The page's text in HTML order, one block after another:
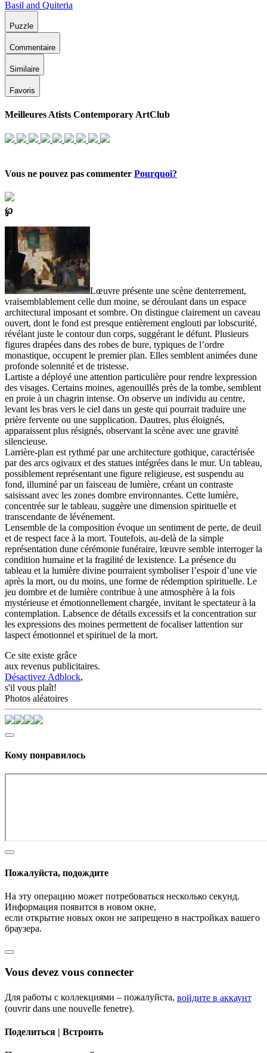
Puzzle
Commentaire
Similaire
Favoris
Meilleures Atists Contemporary ArtClub
Vous ne pouvez pas commenter Pourquoi?
℘
Lœuvre présente une scène denterrement,
vraisemblablement celle dun moine, se déroulant dans un espace
architectural imposant et sombre. On distingue clairement un caveau
ouvert, dont le fond est presque entièrement englouti par lobscurité,
révélant juste le contour dun corps, suggérant le défunt. Plusieurs
figures drapées dans des robes de bure, typiques de l’ordre
monastique, occupent le premier plan. Elles semblent animées dune
profonde solennité et de tristesse.
Lartiste a déployé une attention particulière pour rendre lexpression
des visages. Certains moines, agenouillés près de la tombe, semblent
en proie à un chagrin intense. On observe un individu au centre,
levant les bras vers le ciel dans un geste qui pourrait traduire une
prière fervente ou une supplication. Dautres, plus éloignés,
apparaissent plus résignés, observant la scène avec une gravité
silencieuse.
Larrière-plan est rythmé par une architecture gothique, caractérisée
par des arcs ogivaux et des statues intégrées dans le mur. Un tableau,
possiblement représentant une figure religieuse, est suspendu au
fond, illuminé par un faisceau de lumière, créant un contraste
saisissant avec les zones dombre environnantes. Cette lumière,
concentrée sur le tableau, suggère une dimension spirituelle et
transcendante de lévénement.
Lensemble de la composition évoque un sentiment de perte, de deuil
et de respect face à la mort. Toutefois, au-delà de la simple
représentation dune cérémonie funéraire, lœuvre semble interroger la
condition humaine et la fragilité de lexistence. La présence du
tableau et la lumière divine pourraient symboliser l’espoir d’une vie
après la mort, ou du moins, une forme de rédemption spirituelle. Le
jeu dombre et de lumière contribue à une atmosphère à la fois
mystérieuse et émotionnellement chargée, invitant le spectateur à la
contemplation. Labsence de détails excessifs et la concentration sur
les expressions des moines permettent de focaliser lattention sur
laspect émotionnel et spirituel de la mort.
Ce site existe grâce
aux revenus publicitaires.
Désactivez Adblock,
s'il vous plaît!
Photos aléatoires
Кому понравилось
Пожалуйста, подождите
На эту операцию может потребоваться несколько секунд.
Информация появится в новом окне,
если открытие новых окон не запрещено в настройках вашего
браузера.
Vous devez vous connecter
Для работы с коллекциями – пожалуйста, войдите в аккаунт
(ouvrir dans une nouvelle fenetre).
Поделиться | Встроить